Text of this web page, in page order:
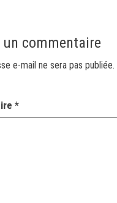
un commentaire
e-mail ne sera pas publiée.
*